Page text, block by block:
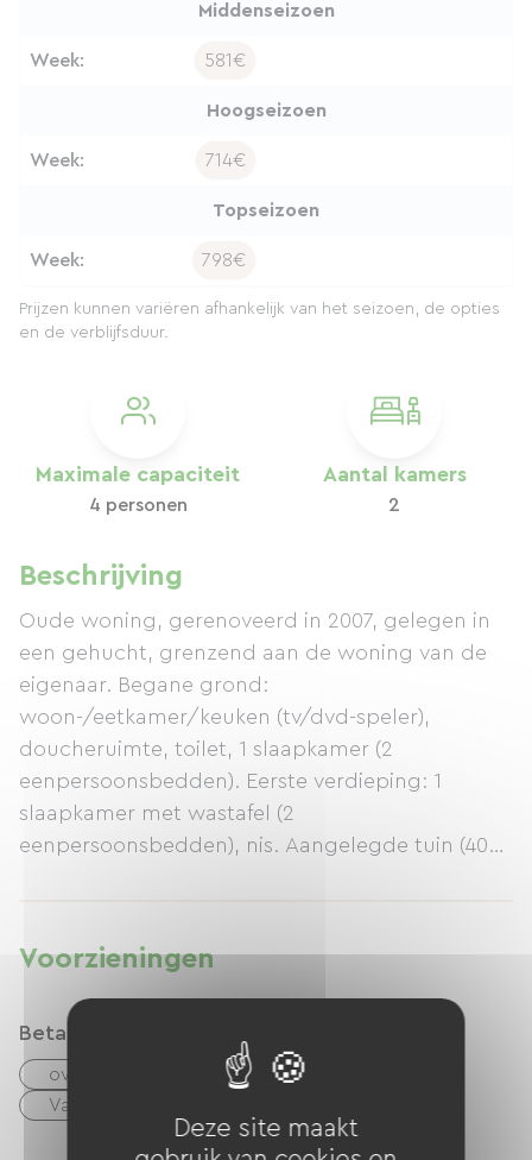
Maximale capaciteit
4 personen
Aantal kamers
2
Beschrijving
Oude woning, gerenoveerd in 2007, gelegen in
een gehucht, grenzend aan de woning van de
eigenaar. Begane grond:
woon-/eetkamer/keuken (tv/dvd-speler),
doucheruimte, toilet, 1 slaapkamer (2
eenpersoonsbedden). Eerste verdieping: 1
slaapkamer met wastafel (2
eenpersoonsbedden), nis. Aangelegde tuin (400
elektrische barbecue), houten jeu de
boulesbaan, pingpongtafel. Carport en
fietsenstalling. Boerderijen in de buurt.
Voorzieningen
Betaalmethoden
overdracht checks
Vakantiebonnen (ANCV)
Middenseizoen
Week: 581€
Hoogseizoen
Week: 714€
Topseizoen
Week: 798€
Prijzen kunnen variëren afhankelijk van het seizoen, de opties
en de verblijfsduur.
Deze site maakt